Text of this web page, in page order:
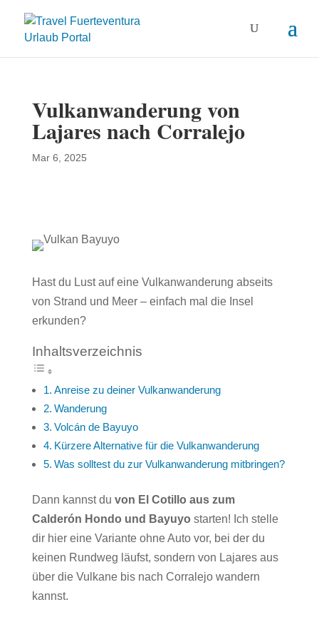
Vulkanwanderung von
Lajares nach Corralejo
Mar 6, 2025
Hast du Lust auf eine Vulkanwanderung abseits
von Strand und Meer – einfach mal die Insel
erkunden?
Inhaltsverzeichnis
Anreise zu deiner Vulkanwanderung
Wanderung
Volcán de Bayuyo
Kürzere Alternative für die Vulkanwanderung
Was solltest du zur Vulkanwanderung mitbringen?
Dann kannst du von El Cotillo aus zum
Calderón Hondo und Bayuyo starten! Ich stelle
dir hier eine Variante ohne Auto vor, bei der du
keinen Rundweg läufst, sondern von Lajares aus
über die Vulkane bis nach Corralejo wandern
kannst.